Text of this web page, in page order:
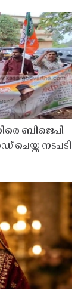
ബിജെപി
നടപടി